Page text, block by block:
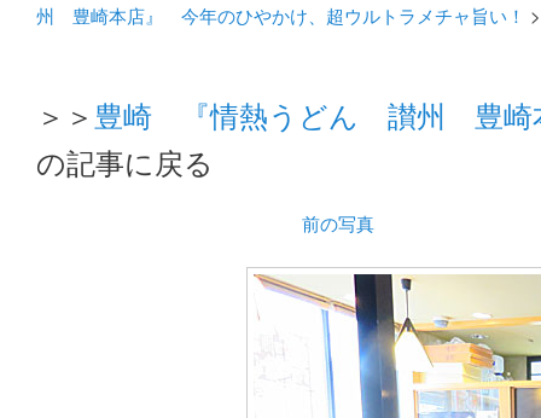
州 豊崎本店』 今年のひやかけ、超ウルトラメチャ旨い！
＞＞ 豊崎 『情熱うどん 讃州 豊崎
の記事に戻る
前の写真